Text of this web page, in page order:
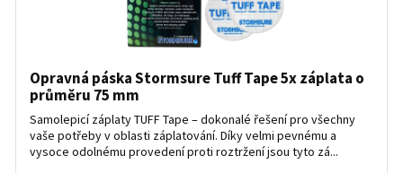
Opravná páska Stormsure Tuff Tape 5x záplata o
průměru 75 mm
Samolepicí záplaty TUFF Tape – dokonalé řešení pro všechny
vaše potřeby v oblasti záplatování. Díky velmi pevnému a
vysoce odolnému provedení proti roztržení jsou tyto zá...